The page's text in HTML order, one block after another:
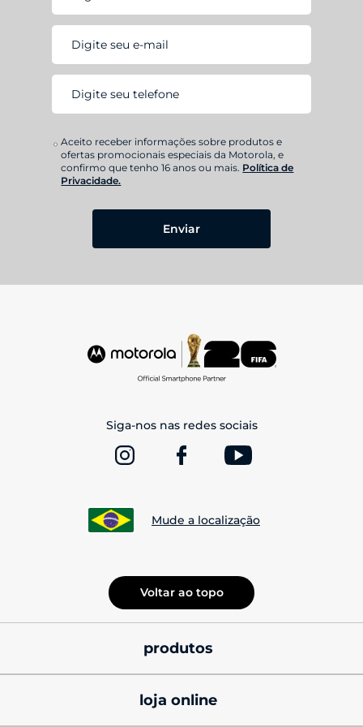
Enviar
Aceito receber informações sobre produtos e
ofertas promocionais especiais da Motorola, e
confirmo que tenho 16 anos ou mais. Política de
Privacidade.
Siga-nos nas redes sociais
Mude a localização
Voltar ao topo
produtos
celulares motorola
loja online